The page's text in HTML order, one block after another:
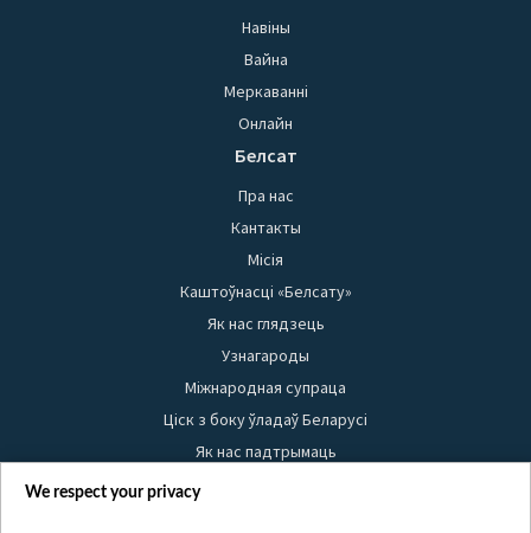
Навіны
Вайна
Меркаванні
Онлайн
Белсат
Пра нас
Кантакты
Місія
Каштоўнасці «Белсату»
Як нас глядзець
Узнагароды
Міжнародная супраца
Ціск з боку ўладаў Беларусі
Як нас падтрымаць
Правілы выкарыстання матэрыялаў
We respect your privacy